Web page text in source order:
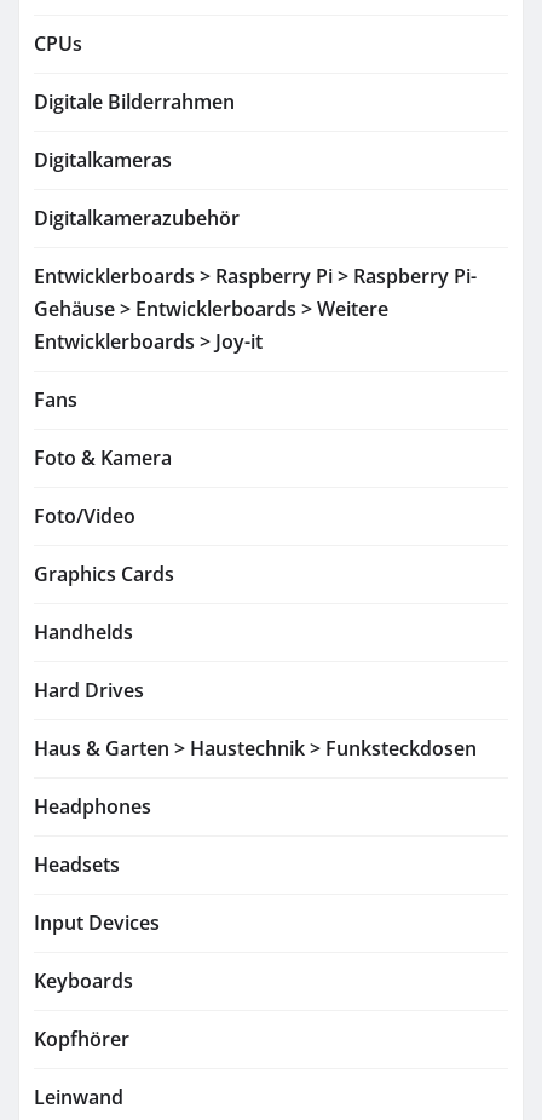
CPUs
Digitale Bilderrahmen
Digitalkameras
Digitalkamerazubehör
Entwicklerboards > Raspberry Pi > Raspberry Pi-
Gehäuse > Entwicklerboards > Weitere
Entwicklerboards > Joy-it
Fans
Foto & Kamera
Foto/Video
Graphics Cards
Handhelds
Hard Drives
Haus & Garten > Haustechnik > Funksteckdosen
Headphones
Headsets
Input Devices
Keyboards
Kopfhörer
Leinwand